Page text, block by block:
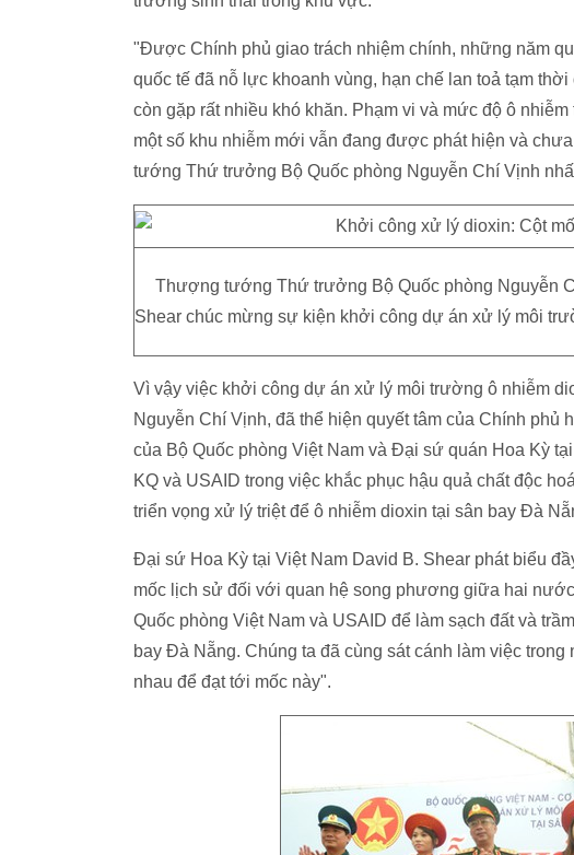
"Được Chính phủ giao trách nhiệm chính, những năm
quốc tế đã nỗ lực khoanh vùng, hạn chế lan toả tạm
còn gặp rất nhiều khó khăn. Phạm vi và mức độ ô
một số khu nhiễm mới vẫn đang được phát hiện và
tướng Thứ trưởng Bộ Quốc phòng Nguyễn Chí Vịnh
Thượng tướng Thứ trưởng Bộ Quốc phòng Nguyễn
Shear chúc mừng sự kiện khởi công dự án xử lý môi
Vì vậy việc khởi công dự án xử lý môi trường ô nhiễm
Nguyễn Chí Vịnh, đã thể hiện quyết tâm của Chính phủ
của Bộ Quốc phòng Việt Nam và Đại sứ quán Hoa Kỳ
KQ và USAID trong việc khắc phục hậu quả chất độc
triển vọng xử lý triệt để ô nhiễm dioxin tại sân bay Đà
Đại sứ Hoa Kỳ tại Việt Nam David B. Shear phát biểu
mốc lịch sử đối với quan hệ song phương giữa hai
Quốc phòng Việt Nam và USAID để làm sạch đất và
bay Đà Nẵng. Chúng ta đã cùng sát cánh làm việc
nhau để đạt tới mốc này".